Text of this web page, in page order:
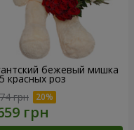
бежевый мишка
красных роз
грн